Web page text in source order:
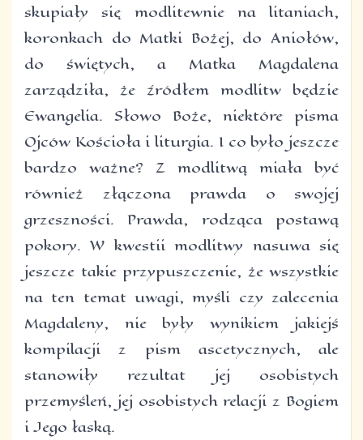
skupiały się modlitewnie na litaniach,
koronkach do Matki Bożej, do Aniołów,
do świętych, a Matka Magdalena
zarządziła, że źródłem modlitw będzie
Ewangelia. Słowo Boże, niektóre pisma
Ojców Kościoła i liturgia. I co było jeszcze
bardzo ważne? Z modlitwą miała być
również złączona prawda o swojej
grzeszności. Prawda, rodząca postawą
pokory. W kwestii modlitwy nasuwa się
jeszcze takie przypuszczenie, że wszystkie
na ten temat uwagi, myśli czy zalecenia
Magdaleny, nie były wynikiem jakiejś
kompilacji z pism ascetycznych, ale
stanowiły rezultat jej osobistych
przemyśleń, jej osobistych relacji z Bogiem
i Jego łaską.